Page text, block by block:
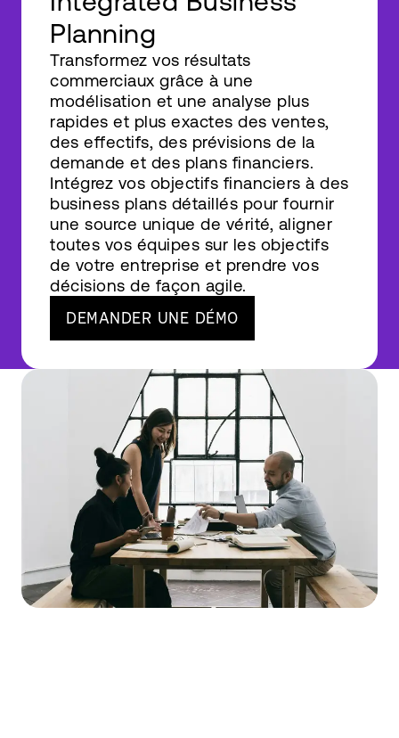
Planning
Transformez vos résultats
commerciaux grâce à une
modélisation et une analyse plus
rapides et plus exactes des ventes,
des effectifs, des prévisions de la
demande et des plans financiers.
Intégrez vos objectifs financiers à des
business plans détaillés pour fournir
une source unique de vérité, aligner
toutes vos équipes sur les objectifs
de votre entreprise et prendre vos
décisions de façon agile.
DEMANDER UNE DÉMO